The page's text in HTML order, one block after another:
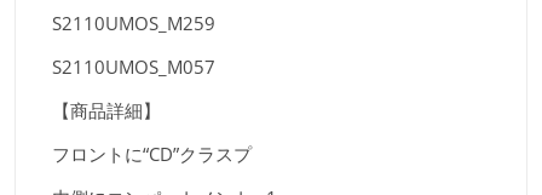
S2110UMOS_M259
S2110UMOS_M057
【商品詳細】
フロントに“CD”クラスプ